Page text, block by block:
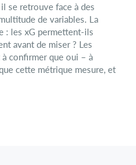
se retrouve face à des
de variables. La
: les xG permettent-ils
avant de miser ? Les
confirmer que oui – à
cette métrique mesure, et